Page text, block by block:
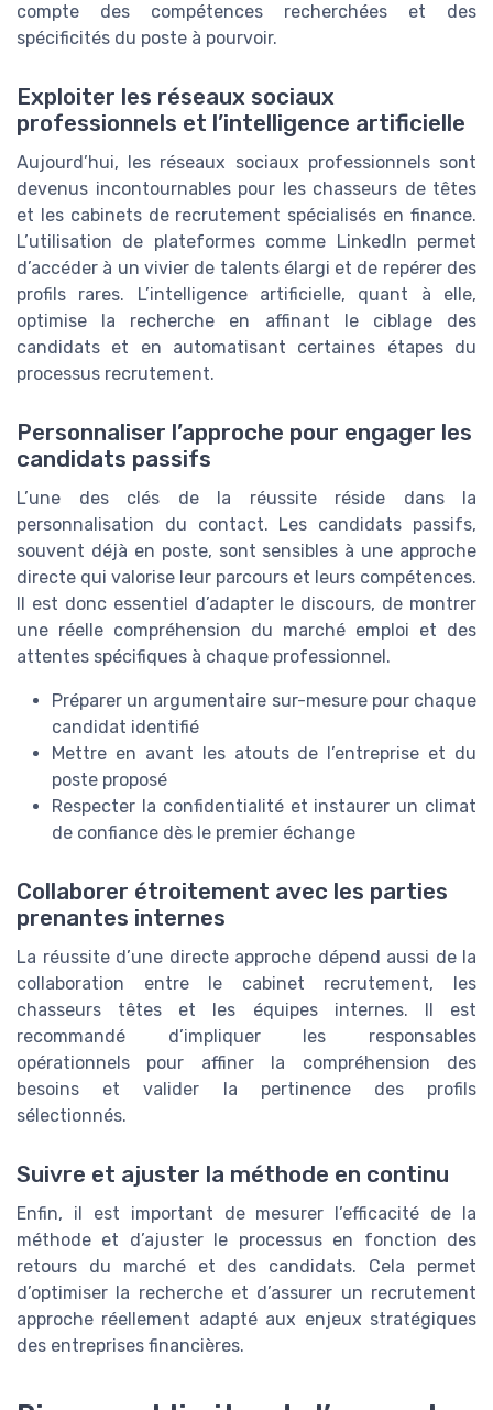
compte des compétences recherchées et des
spécificités du poste à pourvoir.
Exploiter les réseaux sociaux
professionnels et l’intelligence artificielle
Aujourd’hui, les réseaux sociaux professionnels sont
devenus incontournables pour les chasseurs de têtes
et les cabinets de recrutement spécialisés en finance.
L’utilisation de plateformes comme LinkedIn permet
d’accéder à un vivier de talents élargi et de repérer des
profils rares. L’intelligence artificielle, quant à elle,
optimise la recherche en affinant le ciblage des
candidats et en automatisant certaines étapes du
processus recrutement.
Personnaliser l’approche pour engager les
candidats passifs
L’une des clés de la réussite réside dans la
personnalisation du contact. Les candidats passifs,
souvent déjà en poste, sont sensibles à une approche
directe qui valorise leur parcours et leurs compétences.
Il est donc essentiel d’adapter le discours, de montrer
une réelle compréhension du marché emploi et des
attentes spécifiques à chaque professionnel.
Préparer un argumentaire sur-mesure pour chaque
candidat identifié
Mettre en avant les atouts de l’entreprise et du
poste proposé
Respecter la confidentialité et instaurer un climat
de confiance dès le premier échange
Collaborer étroitement avec les parties
prenantes internes
La réussite d’une directe approche dépend aussi de la
collaboration entre le cabinet recrutement, les
chasseurs têtes et les équipes internes. Il est
recommandé d’impliquer les responsables
opérationnels pour affiner la compréhension des
besoins et valider la pertinence des profils
sélectionnés.
Suivre et ajuster la méthode en continu
Enfin, il est important de mesurer l’efficacité de la
méthode et d’ajuster le processus en fonction des
retours du marché et des candidats. Cela permet
d’optimiser la recherche et d’assurer un recrutement
approche réellement adapté aux enjeux stratégiques
des entreprises financières.